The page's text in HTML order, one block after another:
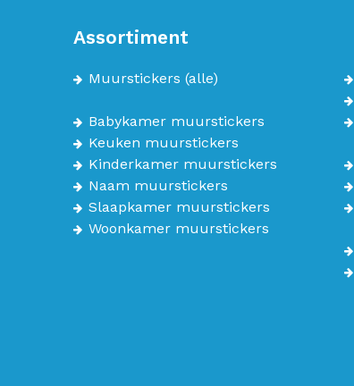
Assortiment
Muurstickers (alle)
Babykamer muurstickers
Keuken muurstickers
Kinderkamer muurstickers
Naam muurstickers
Slaapkamer muurstickers
Woonkamer muurstickers